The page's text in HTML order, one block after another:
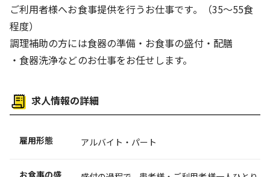
ご利用者様へお食事提供を行うお仕事です。（35～55食
程度）
調理補助の方には食器の準備・お食事の盛付・配膳
・食器洗浄などのお仕事をお任せします。
求人情報の詳細
雇用形態 アルバイト・パート
お食事の盛